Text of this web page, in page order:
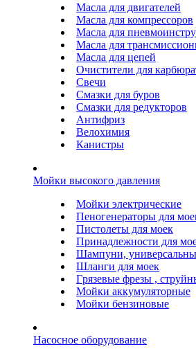
Масла для двигателей
Масла для компрессоров
Масла для
Масла для
Масла для цепей
Очистители для
Свечи
Смазки для буров
Смазки для редукторов
Антифриз
Велохимия
Канистры
Мойки высокого давления
Мойки электрические
Пеногенераторы для
Пистолеты для моек
Принадлежности для
Шампуни,
Шланги для моек
Грязевые фрезы ,
Мойки аккумуляторные
Мойки бензиновые
Насосное оборудование